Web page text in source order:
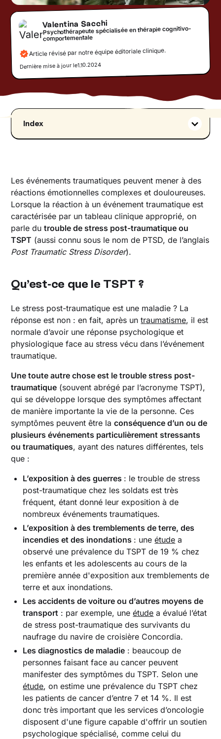
Valentina Sacchi
Psychothérapeute spécialisée en thérapie cognitivo-
comportementale
Article révisé par notre équipe éditoriale clinique.
Dernière mise à jour le1.10.2024
Index
Qu’est-ce que le TSPT ?
Trouble stress post-traumatique : ce que dit
le DSM-5
Trouble de stress post-traumatique :
symptômes
Le trouble de stress post-traumatique
chronique sévère
Le trouble de stress post-traumatique chez les
post-traumatique chez les enfants et les
Le trouble de stress post-traumatique :
traitement
L’EMDR pour le traitement du trouble de
stress post-traumatique
Livres sur le trouble de stress post-traumatique
Les événements traumatiques peuvent mener à des
réactions émotionnelles complexes et douloureuses.
Lorsque la réaction à un événement traumatique est
caractérisée par un tableau clinique approprié, on
parle dutrouble de stress post-traumatique ou
TSPT (aussi connu sous le nom de PTSD, de l’anglais
Post Traumatic Stress Disorder).
Qu’est-ce que le TSPT ?
Le stress post-traumatique est une maladie ? La
réponse est non : en fait, après untraumatisme, il est
normale d’avoir une réponse psychologique et
physiologique face au stress vécu dans l’événement
traumatique.
Une toute autre chose est le trouble stress post-
traumatique (souvent abrégé par l’acronyme TSPT),
qui se développe lorsque des symptômes affectant
de manière importante la vie de la personne. Ces
symptômes peuvent être laconséquence d’un ou de
plusieurs événements particulièrement stressants
ou traumatiques, ayant des natures différentes, tels
que :
L’exposition à des guerres : le trouble de stress
post-traumatique chez les soldats est très
fréquent, étant donné leur exposition à de
nombreux événements traumatiques.
L’exposition à des tremblements de terre, des
incendies et des inondations : uneétude a
observé une prévalence du TSPT de 19 % chez
les enfants et les adolescents au cours de la
première année d'exposition aux tremblements de
terre et aux inondations.
Les accidents de voiture ou d’autres moyens de
transport : par exemple, uneétude a évalué l’état
de stress post-traumatique des survivants du
naufrage du navire de croisière Concordia.
Les diagnostics de maladie : beaucoup de
personnes faisant face au cancer peuvent
manifester des symptômes du TSPT. Selon une
étude, on estime une prévalence du TSPT chez
les patients de cancer d’entre 7 et 14 %. Il est
donc très important que les services d’oncologie
disposent d'une figure capable d'offrir un soutien
psychologique spécialisé, comme celui du